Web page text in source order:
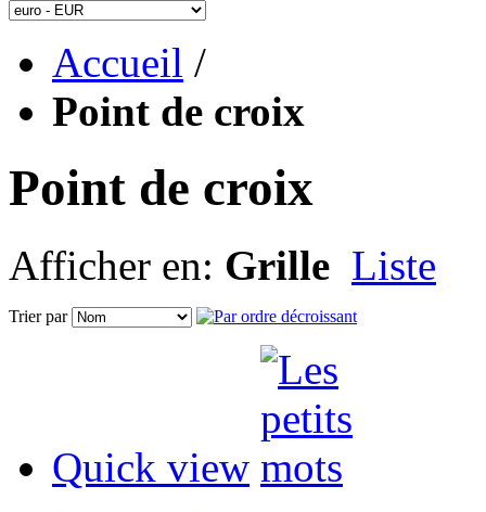
Accueil /
Point de croix
Point de croix
Afficher en: Grille Liste
Trier par
Quick view